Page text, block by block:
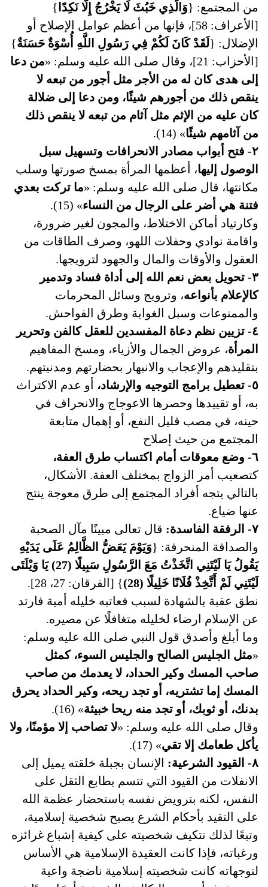
من المجتمع: {وَالَّذِي خَبُثَ لَا يَخْرُجُ إِلَّا نَكِدًا }
[الأعراف: 58]، فإنها من أعظم عوامل الإصلاح أو
الإضلال: {لَقَدْ كَانَ لَكُمْ فِي رَسُولِ اللَّهِ أُسْوَةٌ حَسَنَةٌ}
[الأحزاب: 21]، وقال صلى الله عليه وسلم: «
من دعا
إلى هدى كان له من الأجر مثل أجور من تبعه لا
ينقص ذلك من أجورهم شيئًا، ومن دعا إلى ضلالة
كان عليه من الإثم مثل آثام من تبعه لا ينقص ذلك
من آثامهم شيئًا» (14).
٢- فتح أبواب مصادر الانحرافات وتسهيل سبل
الوصول إليها، أعظمها المرأة بمسخ صورتها وسلب
مكانتها، قال صلى الله عليه وسلم: «ما تركت بعدي
فتنة هي أضر على الرجال من النساء» (15).
وكارتیاد أماكن الاختلاط، والمجون لغير ضرورة،
واقامة نوادي وحفلات اللهو، وصرف الطاقات من
العقول والأوقات والمال والجهود لترويجها.
٣- تحويل بعض نعم الله إلى أداة فساد وتدمير
كالإعلام بأنواعه، وترويج وسائل المحرمات
والممنوعات وسبل الغواية وطرق الفواحش.
٤- تزيين نظم دعاة المفسدين للعقل كالفن وتحرير
المرأة، عروض الجمال والأزياء، ومسخ المفاهيم
بتقليدهم والإعجاب والانبهار بحضارتهم ومدنيتهم.
٥- تعطيل برامج التوجيه والإرشاد،
أو عدم الاكتراث
به، أو تقييدها وحصرها الاعوجاج والانحراف في
حينه، في مصب قليل النفع، أو إهمال متابعة
المجتمع من حيث إصلاح
٦- وضع معوقات أمام اكتساب طرق العفة،
كتصعيب أمر الزواج بمختلف العفة. الأشكال،
بالتالي یتجه أفراد المجتمع إلى طرق معوجة ينتج
عنها ضياع.
٧- الرفقة الفاسدة:
قال تعالى مبينًا مآل الصحبة
والصداقة المنحرفة: {وَيَوْمَ يَعَضُّ الظَّالِمُ عَلَى يَدَيْهِ
يَقُولُ يَا لَيْتَنِي اتَّخَذْتُ مَعَ الرَّسُولِ سَبِيلًا (27) يَا وَيْلَتَى
لَيْتَنِي لَمْ أَتَّخِذْ فُلَانًا خَلِيلًا (28)
} [الفرقان: 27، 28].
نطق عقبة بالشهادة لسبب فعاتبه خليله أمية فارتد
عن الإسلام ارضاء لخليله متغافلًا عن مصيره.
وما أبلغ وأصدق قول النبي صلى الله عليه وسلم:
«مثل الجليس الصالح والجليس السوء، كمثل
صاحب المسك وكير الحداد، لا يعدمك من صاحب
المسك إما تشتريه، أو تجد ريحه، وكير الحداد يحرق
بدنك، أو ثوبك، أو تجد منه ريحا خبيثة» (16).
وقال صلى الله عليه وسلم: «لا تصاحب إلا مؤمنًا، ولا
يأكل طعامك إلا تقي» (17).
٨- القيود الشرعية:
الإنسان بجبلة خلقته يميل إلى
الانفلات من القيود التي تتسم بطابع الثقل على
النفس، لكنه بترويض نفسه باستحضار عظمة الله
على التقيد بأحكام الشرع يصبح شخصية إسلامية،
وتبعًا لذلك تتكيف شخصيته على كيفية إشباع غرائزه
ورغباته، فإذا كانت العقيدة الإسلامية هي الأساس
لتوجهاته كانت شخصيته إسلامية ناضجة واعية